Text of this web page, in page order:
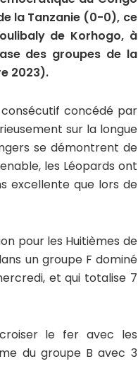
la Tanzanie (0-0), ce
de Korhogo, à
des groupes de la
2023).
concédé par
sur la longue
se démontrent de
les Léopards ont
excellente que lors de
pour les Huitièmes de
un groupe F dominé
et qui totalise 7
le fer avec les
du groupe B avec 3